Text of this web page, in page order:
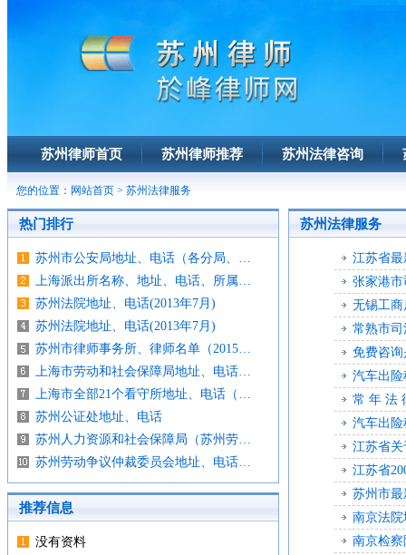
苏州律师首页 苏州律师推荐 苏州法律咨询
您的位置： 网站首页 > 苏州法律服务
热门排行
苏州市公安局地址、电话（各分局、…
上海派出所名称、地址、电话、所属…
苏州法院地址、电话(2013年7月)
苏州法院地址、电话(2013年7月)
苏州市律师事务所、律师名单（2015…
上海市劳动和社会保障局地址、电话…
上海市全部21个看守所地址、电话（…
苏州公证处地址、电话
苏州人力资源和社会保障局（苏州劳…
苏州劳动争议仲裁委员会地址、电话…
推荐信息
没有资料
苏州法律服务
江苏省
张家港
无锡工
常熟市
免费咨
汽车出
常 年 法
汽车出
江苏省
江苏省
苏州市最
南京法
南京检